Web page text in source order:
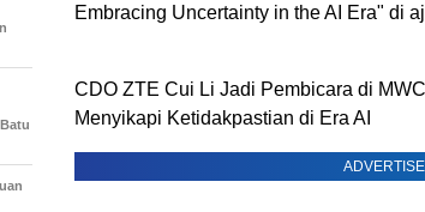
Embracing Uncertainty in the AI Era" di
CDO ZTE Cui Li Jadi Pembicara di
Menyikapi Ketidakpastian di Era AI